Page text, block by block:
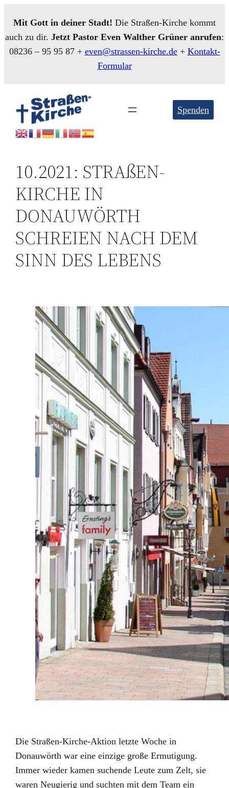
Mit Gott in deiner Stadt! Die Straßen-Kirche kommt
auch zu dir. Jetzt Pastor Even Walther Grüner anrufen:
08236 – 95 95 87 + even@strassen-kirche.de+ Kontakt-
Formular
Spenden
10.2021: STRAßEN-
KIRCHE IN
DONAUWÖRTH
SCHREIEN NACH DEM
SINN DES LEBENS
Die Straßen-Kirche-Aktion letzte Woche in
Donauwörth war eine einzige große Ermutigung.
Immer wieder kamen suchende Leute zum Zelt, sie
waren Neugierig und suchten mit dem Team ein